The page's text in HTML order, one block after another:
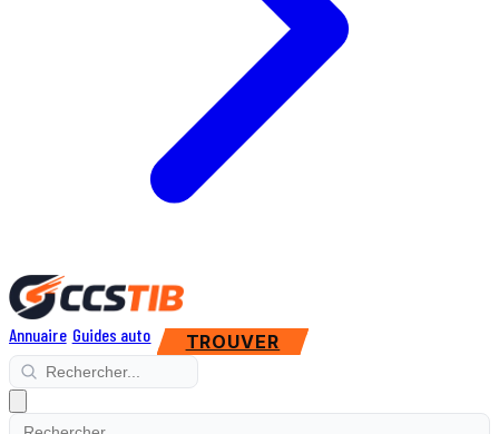
Annuaire Guides auto TROUVER